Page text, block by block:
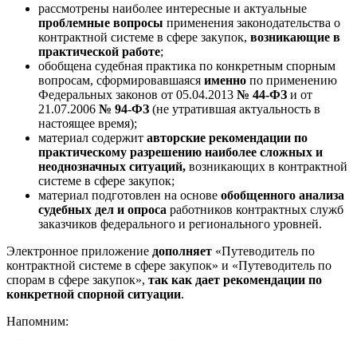
рассмотрены наиболее интересные и актуальные
проблемные вопросы применения законодательства о
контрактной системе в сфере закупок, возникающие в
практической работе;
обобщена судебная практика по конкретным спорным
вопросам, сформировавшаяся именно по применению
Федеральных законов от 05.04.2013 № 44-ФЗ и от
21.07.2006 № 94-ФЗ (не утратившая актуальность в
настоящее время);
материал содержит авторские рекомендации по
практическому разрешению наиболее сложных и
неоднозначных ситуаций, возникающих в контрактной
системе в сфере закупок;
материал подготовлен на основе обобщенного анализа
судебных дел и опроса работников контрактных служб
заказчиков федерального и регионального уровней.
Электронное приложение дополняет «Путеводитель по
контрактной системе в сфере закупок» и «Путеводитель по
спорам в сфере закупок», так как дает рекомендации по
конкретной спорной ситуации.
Напомним: